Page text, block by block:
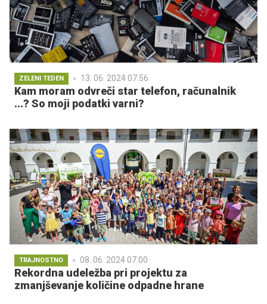
ZELENI TEDEN 13. 06. 2024 07.56
Kam moram odvreči star telefon, računalnik
...? So moji podatki varni?
TRAJNOSTNO 08. 06. 2024 07.00
Rekordna udeležba pri projektu za
zmanjševanje količine odpadne hrane